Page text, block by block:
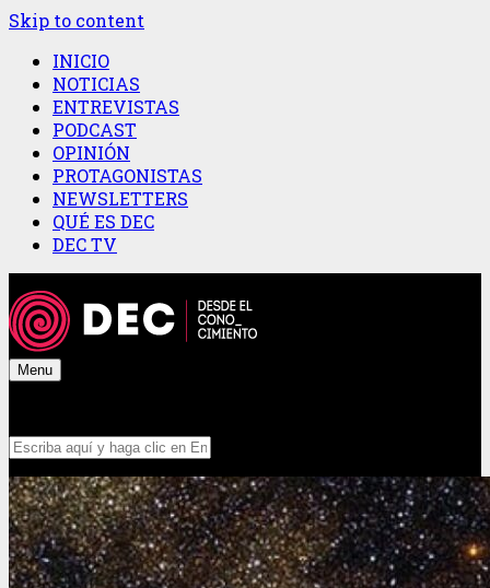
Skip to content
INICIO
NOTICIAS
ENTREVISTAS
PODCAST
OPINIÓN
PROTAGONISTAS
NEWSLETTERS
QUÉ ES DEC
DEC TV
Menu